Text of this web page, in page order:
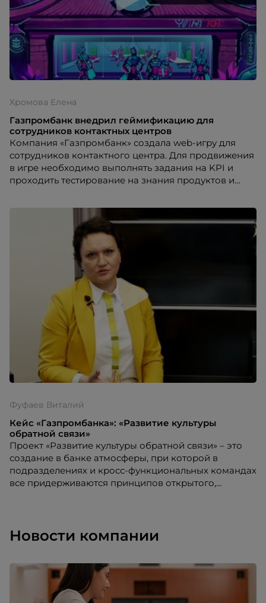
Хромова Елена
Газпромбанк внедрил геймификацию для
сотрудников контактных центров
Компания «Газпромбанк» создала web-игру для
сотрудников контактного центра. Для продвижения
в игре необходимо выполнять задания на KPI и
проходить тестирование на знания продуктов и
пользователь получает вознаграждение в виде
игровой валюты, которую в дальнейшем может
потратить на призы во встроенном магазине.
Фуфаев Виталий
Кейс «Газпромбанка»: «Развитие культуры
обратной связи»
Проект «Развитие культуры обратной связи» – это
создание в банке атмосферы, при которой в
подразделениях и кросс-функциональных командах
все придерживаются принципов открытого,
своих ошибках, ведь ошибки — это опыт.
Новости компании